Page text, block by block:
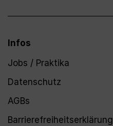
Infos
Jobs / Praktika
Datenschutz
AGBs
Barrierefreiheitserklärung